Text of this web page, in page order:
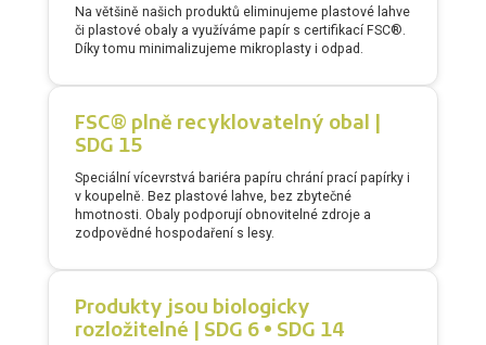
Na většině našich produktů eliminujeme plastové lahve
či plastové obaly a využíváme papír s certifikací FSC®.
Díky tomu minimalizujeme mikroplasty i odpad.
FSC® plně recyklovatelný obal |
SDG 15
Speciální vícevrstvá bariéra papíru chrání prací papírky i
v koupelně. Bez plastové lahve, bez zbytečné
hmotnosti. Obaly podporují obnovitelné zdroje a
zodpovědné hospodaření s lesy.
Produkty jsou biologicky
rozložitelné | SDG 6 • SDG 14